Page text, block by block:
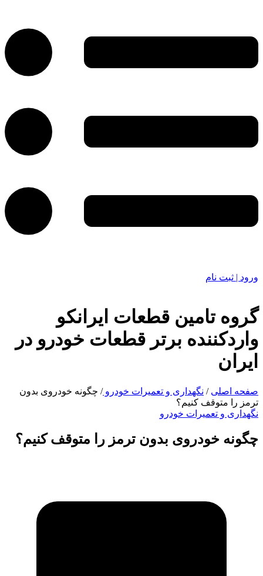
ورود | ثبت نام
گروه تامین قطعات ایرانکو
واردکننده برتر قطعات خودرو در
ایران
صفحه اصلی / نگهداری و تعمیرات خودرو/ چگونه خودروی بدون
ترمز را متوقف کنیم؟
نگهداری و تعمیرات خودرو
چگونه خودروی بدون ترمز را متوقف کنیم؟